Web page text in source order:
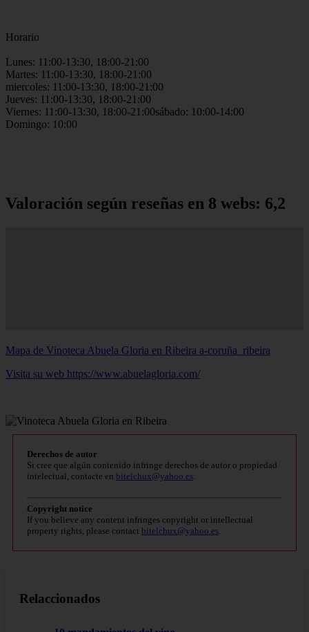
Horario
Lunes: 11:00-13:30, 18:00-21:00
Martes: 11:00-13:30, 18:00-21:00
miercoles: 11:00-13:30, 18:00-21:00
Jueves: 11:00-13:30, 18:00-21:00
Viernes: 11:00-13:30, 18:00-21:00sábado: 10:00-14:00
Domingo: 10:00
Valoración según reseñas en 8 webs: 6,2
Mapa de Vinoteca Abuela Gloria en Ribeira a-coruña_ribeira
Visita su web https://www.abuelagloria.com/
Derechos de autor
Si cree que algún contenido infringe derechos de autor o propiedad
intelectual, contacte en bitelchux@yahoo.es
Copyright notice
If you believe any content infringes copyright or intellectual
property rights, please contact bitelchux@yahoo.es
Relaccionados